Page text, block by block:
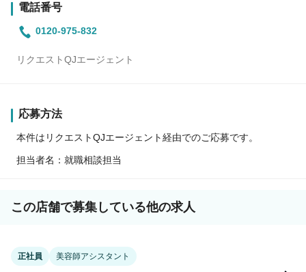
電話番号
0120-975-832
リクエストQJエージェント
応募方法
本件はリクエストQJエージェント経由でのご応募です。
担当者名：就職相談担当
この店舗で募集している他の求人
正社員 美容師アシスタント